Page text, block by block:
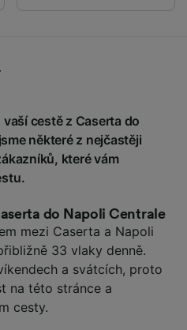
cestě z Caserta do
některé z nejčastěji
které vám
do Napoli Centrale
mezi Caserta a Napoli
33 vlaky denně.
a svátcích, proto
na této stránce a
cesty.